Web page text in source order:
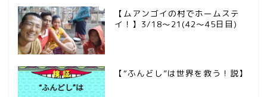
【ムアンゴイの村でホームステ
イ！】3/18～21(42～45日目)
【“ふんどし”は世界を救う！説】